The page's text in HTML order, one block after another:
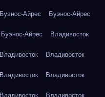
Буэнос-Айрес Буэнос-Айрес
Буэнос-Айрес Владивосток
Владивосток Владивосток
Владивосток Владивосток
Владивосток Владивосток